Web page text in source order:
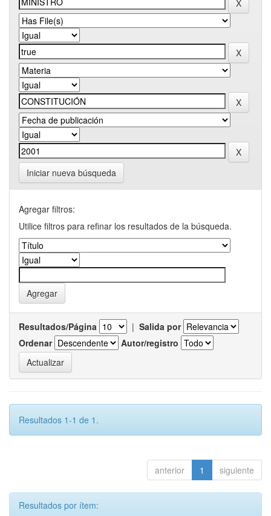
Iniciar nueva búsqueda
Agregar filtros:
Utilice filtros para refinar los resultados de la búsqueda.
Resultados/Página | Salida por
Ordenar
Autor/registro
Resultados 1-1 de 1.
anterior 1 siguiente
Resultados por ítem: